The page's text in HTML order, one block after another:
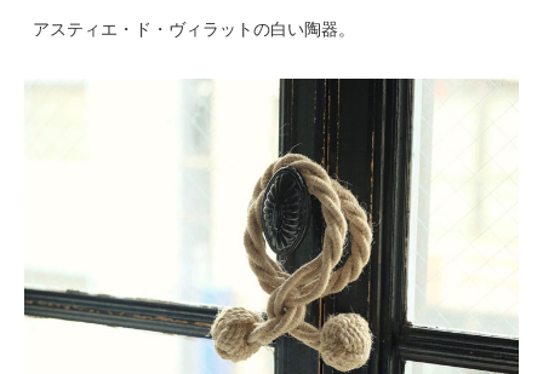
アスティエ・ド・ヴィラットの白い陶器。